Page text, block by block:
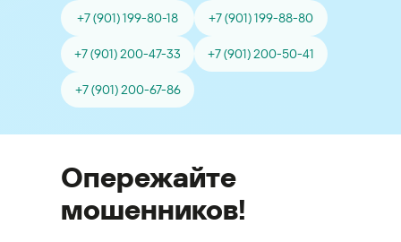
+7 (901) 199-80-18 +7 (901) 199-88-80
+7 (901) 200-47-33 +7 (901) 200-50-41
+7 (901) 200-67-86
Опережайте
мошенников!